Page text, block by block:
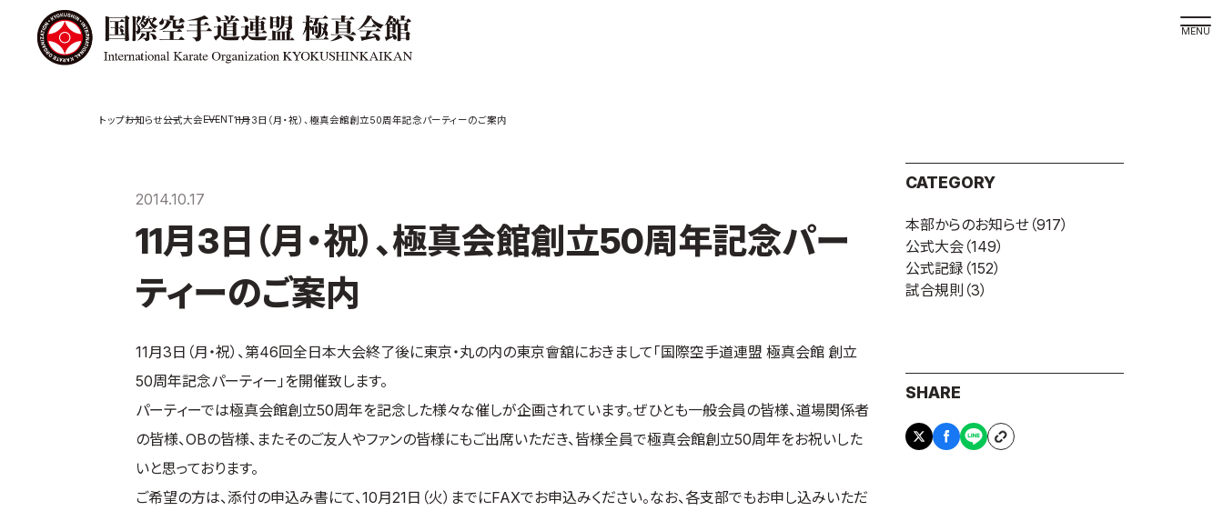
大山倍達総裁 紹
介松井章奎館長 紹
介
極真の歴史
国際空手道連盟に
ついて
公式記録
試合規則
の方へ
一般の部・壮年部
お知らせ公式大会EVENT11月3日（月・祝）、極真会館創立50周年記念パーティーのご案内
2014.10.17
11月3日（月・祝）、極真会館創立50周年記念パー
ティーのご案内
11月3日（月・祝）、第46回全日本大会終了後に東京・丸の内の東京會舘におきまして「国際空手道連盟 極真会館 創立
50周年記念パーティー」を開催致します。
パーティーでは極真会館創立50周年を記念した様々な催しが企画されています。ぜひとも一般会員の皆様、道場関係者
の皆様、OBの皆様、またそのご友人やファンの皆様にもご出席いただき、皆様全員で極真会館創立50周年をお祝いした
いと思っております。
ご希望の方は、添付の申込み書にて、10月21日（火）までにFAXでお申込みください。なお、各支部でもお申し込みいただ
CATEGORY
本部からのお知らせ （917）
公式大会 （149）
公式記録 （152）
試合規則 （3）
SHARE